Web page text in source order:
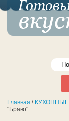
Главная \
"Браво"